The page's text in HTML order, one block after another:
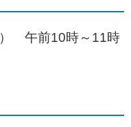
午前10時～11時